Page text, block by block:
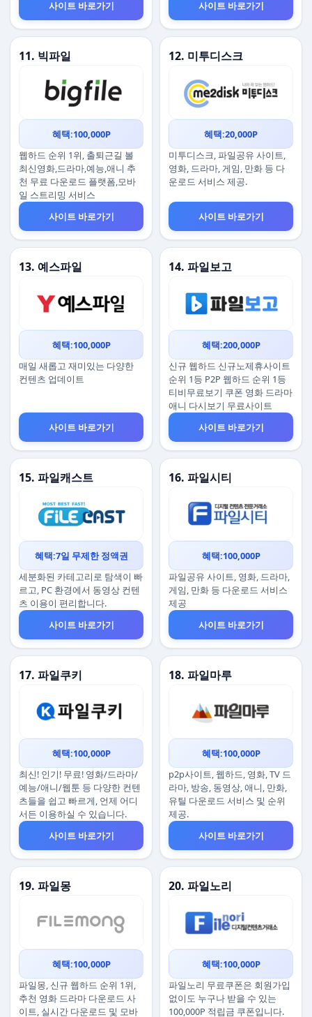
사이트 바로가기
사이트 바로가기
11. 빅파일
혜택:100,000P
웹하드 순위 1위, 출퇴근길 볼
최신영화,드라마,예능,애니 추
천 무료 다운로드 플랫폼,모바
일 스트리밍 서비스
사이트 바로가기
12. 미투디스크
혜택:20,000P
미투디스크, 파일공유 사이트,
영화, 드라마, 게임, 만화 등 다
운로드 서비스 제공.
사이트 바로가기
13. 예스파일
혜택:100,000P
매일 새롭고 재미있는 다양한
컨텐츠 업데이트
사이트 바로가기
14. 파일보고
혜택:200,000P
신규 웹하드 신규노제휴사이트
순위 1등 P2P 웹하드 순위 1등
티비무료보기 쿠폰 영화 드라마
애니 다시보기 무료사이트
사이트 바로가기
15. 파일캐스트
혜택:7일 무제한 정액권
세분화된 카테고리로 탐색이 빠
르고, PC 환경에서 동영상 컨텐
츠 이용이 편리합니다.
사이트 바로가기
16. 파일시티
혜택:100,000P
파일공유 사이트, 영화, 드라마,
게임, 만화 등 다운로드 서비스
제공
사이트 바로가기
17. 파일쿠키
혜택:100,000P
최신! 인기! 무료! 영화/드라마/
예능/애니/웹툰 등 다양한 컨텐
츠들을 쉽고 빠르게, 언제 어디
서든 이용하실 수 있습니다.
사이트 바로가기
18. 파일마루
혜택:100,000P
p2p사이트, 웹하드, 영화, TV 드
라마, 방송, 동영상, 애니, 만화,
유틸 다운로드 서비스 및 순위
제공.
사이트 바로가기
19. 파일몽
혜택:100,000P
파일몽, 신규 웹하드 순위 1위,
추천 영화 드라마 다운로드 사
이트, 실시간 다운로드 및 모바
20. 파일노리
혜택:100,000P
파일노리 무료쿠폰은 회원가입
없이도 누구나 받을 수 있는
100,000P 적립금 쿠폰입니다.